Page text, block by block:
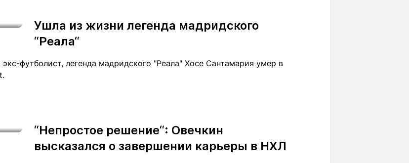
Ушла из жизни легенда мадридского
“Реала“
футболист, легенда мадридского "Реала" Хосе Сантамария умер в
“Непростое решение“: Овечкин
высказался о завершении карьеры в НХЛ